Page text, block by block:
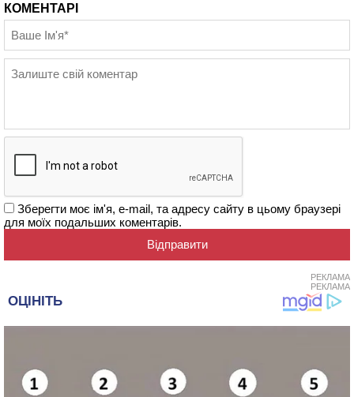
КОМЕНТАРІ
Зберегти моє ім'я, e-mail, та адресу сайту в цьому браузері
для моїх подальших коментарів.
РЕКЛАМА
РЕКЛАМА